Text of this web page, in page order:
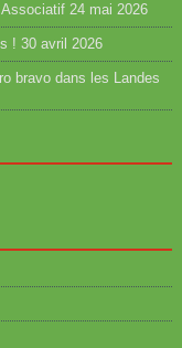
Associatif 24 mai 2026
! 30 avril 2026
bravo dans les Landes